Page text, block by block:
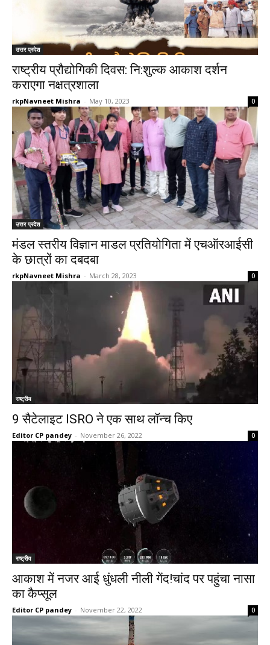
उत्तर प्रदेश
राष्ट्रीय प्रौद्योगिकी दिवस: नि:शुल्क आकाश दर्शन
कराएगा नक्षत्रशाला
rkpNavneet Mishra - May 10, 2023 0
उत्तर प्रदेश
मंडल स्तरीय विज्ञान माडल प्रतियोगिता में एचऑरआईसी
के छात्रों का दबदबा
rkpNavneet Mishra - March 28, 2023 0
राष्ट्रीय
9 सैटेलाइट ISRO ने एक साथ लॉन्च किए
Editor CP pandey - November 26, 2022 0
राष्ट्रीय
आकाश में नजर आई धुंधली नीली गेंद!चांद पर पहुंचा नासा
का कैप्सूल
Editor CP pandey - November 22, 2022 0